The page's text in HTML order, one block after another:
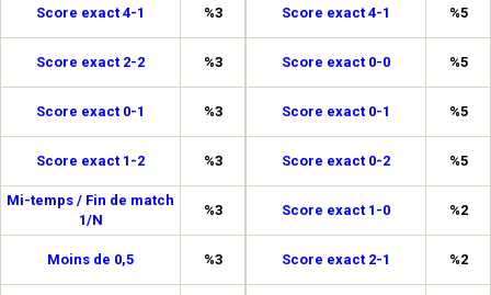
Score exact 4-1 %3
Score exact 2-2 %3
Score exact 0-1 %3
Score exact 1-2 %3
Mi-temps / Fin de match
1/N
%3
Moins de 0,5 %3
Score exact 4-1 %5
Score exact 0-0 %5
Score exact 0-1 %5
Score exact 0-2 %5
Score exact 1-0 %2
Score exact 2-1 %2